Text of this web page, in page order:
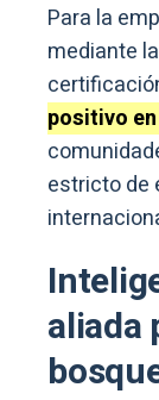
Para la
mediante
positivo
estricto de
aliada